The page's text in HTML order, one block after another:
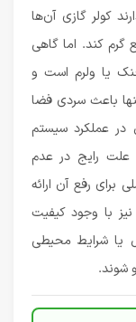
کولر گازی آن‌ها
گرم کند. اما گاهی
یا ولرم است و
باعث سردی فضا
در عملکرد سیستم
علت رایج در عدم
برای رفع آن ارائه
نیز با وجود کیفیت
یا شرایط محیطی
شوند.